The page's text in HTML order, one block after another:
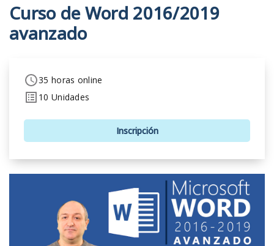
Curso de Word 2016/2019
avanzado
35 horas online
10 Unidades
Inscripción